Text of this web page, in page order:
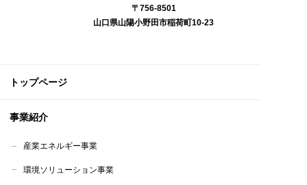
〒756-8501
山口県山陽小野田市稲荷町10-23
トップページ
事業紹介
産業エネルギー事業
環境ソリューション事業